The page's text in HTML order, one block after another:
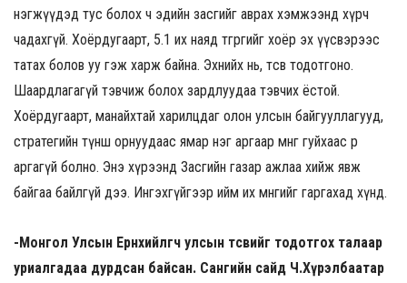
нэгжүүдэд тус болох ч эдийн засгийг аврах хэмжээнд хүрч
чадахгүй. Хоёрдугаарт, 5.1 их наяд төгрөгийг хоёр эх үүсвэрээс
татах болов уу гэж харж байна. Эхнийх нь, төсвөө тодотгоно.
Шаардлагагүй тэвчиж болох зардлуудаа тэвчих ёстой.
Хоёрдугаарт, манайхтай харилцдаг олон улсын байгууллагууд,
стратегийн түнш орнуудаас ямар нэг аргаар мөнгө гуйхаас өөр
аргагүй болно. Энэ хүрээнд Засгийн газар ажлаа хийж явж
байгаа байлгүй дээ. Ингэхгүйгээр ийм их мөнгийг гаргахад хүнд.
-Монгол Улсын Ерөнхийлөгч улсын төсвийг тодотгох талаар
уриалгадаа дурдсан байсан. Сангийн сайд Ч.Хүрэлбаатар